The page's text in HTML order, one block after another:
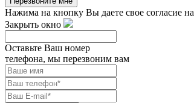
Нажима на кнопку Вы даете свое согласие на
Закрыть окно
Оставьте Ваш номер
телефона, мы перезвоним вам